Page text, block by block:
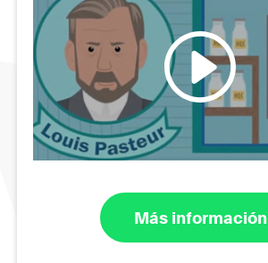
Más información